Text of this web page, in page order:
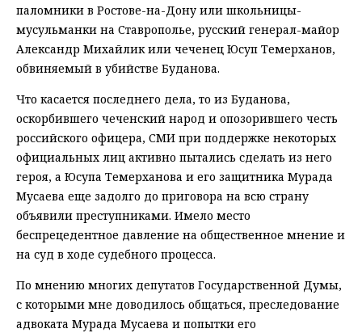
паломники в Ростове-на-Дону или школьницы-
мусульманки на Ставрополье, русский генерал-майор
Александр Михайлик или чеченец Юсуп Темерханов,
обвиняемый в убийстве Буданова.
Что касается последнего дела, то из Буданова,
оскорбившего чеченский народ и опозорившего честь
российского офицера, СМИ при поддержке некоторых
официальных лиц активно пытались сделать из него
героя, а Юсупа Темерханова и его защитника Мурада
Мусаева еще задолго до приговора на всю страну
объявили преступниками. Имело место
беспрецедентное давление на общественное мнение и
на суд в ходе судебного процесса.
По мнению многих депутатов Государственной Думы,
с которыми мне доводилось общаться, преследование
адвоката Мурада Мусаева и попытки его